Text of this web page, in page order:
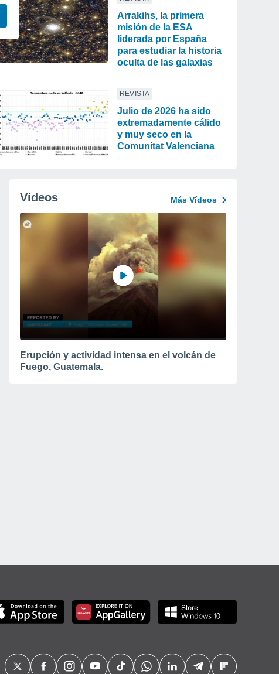
Arrakihs, la primera
misión de la ESA
liderada por España
para estudiar la historia
oculta de las galaxias
REVISTA
Julio de 2026 ha sido
extremadamente cálido
y muy seco en la
Comunitat Valenciana
Vídeos Más Vídeos
Erupción y actividad intensa en el volcán de
Fuego, Guatemala.